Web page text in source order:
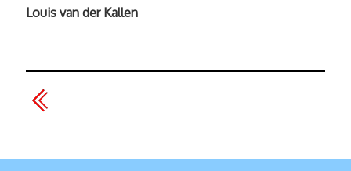
Louis van der Kallen